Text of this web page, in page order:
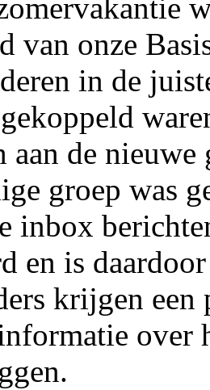
van onze
in de
aan de
groep was
inbox
en is
krijgen
over